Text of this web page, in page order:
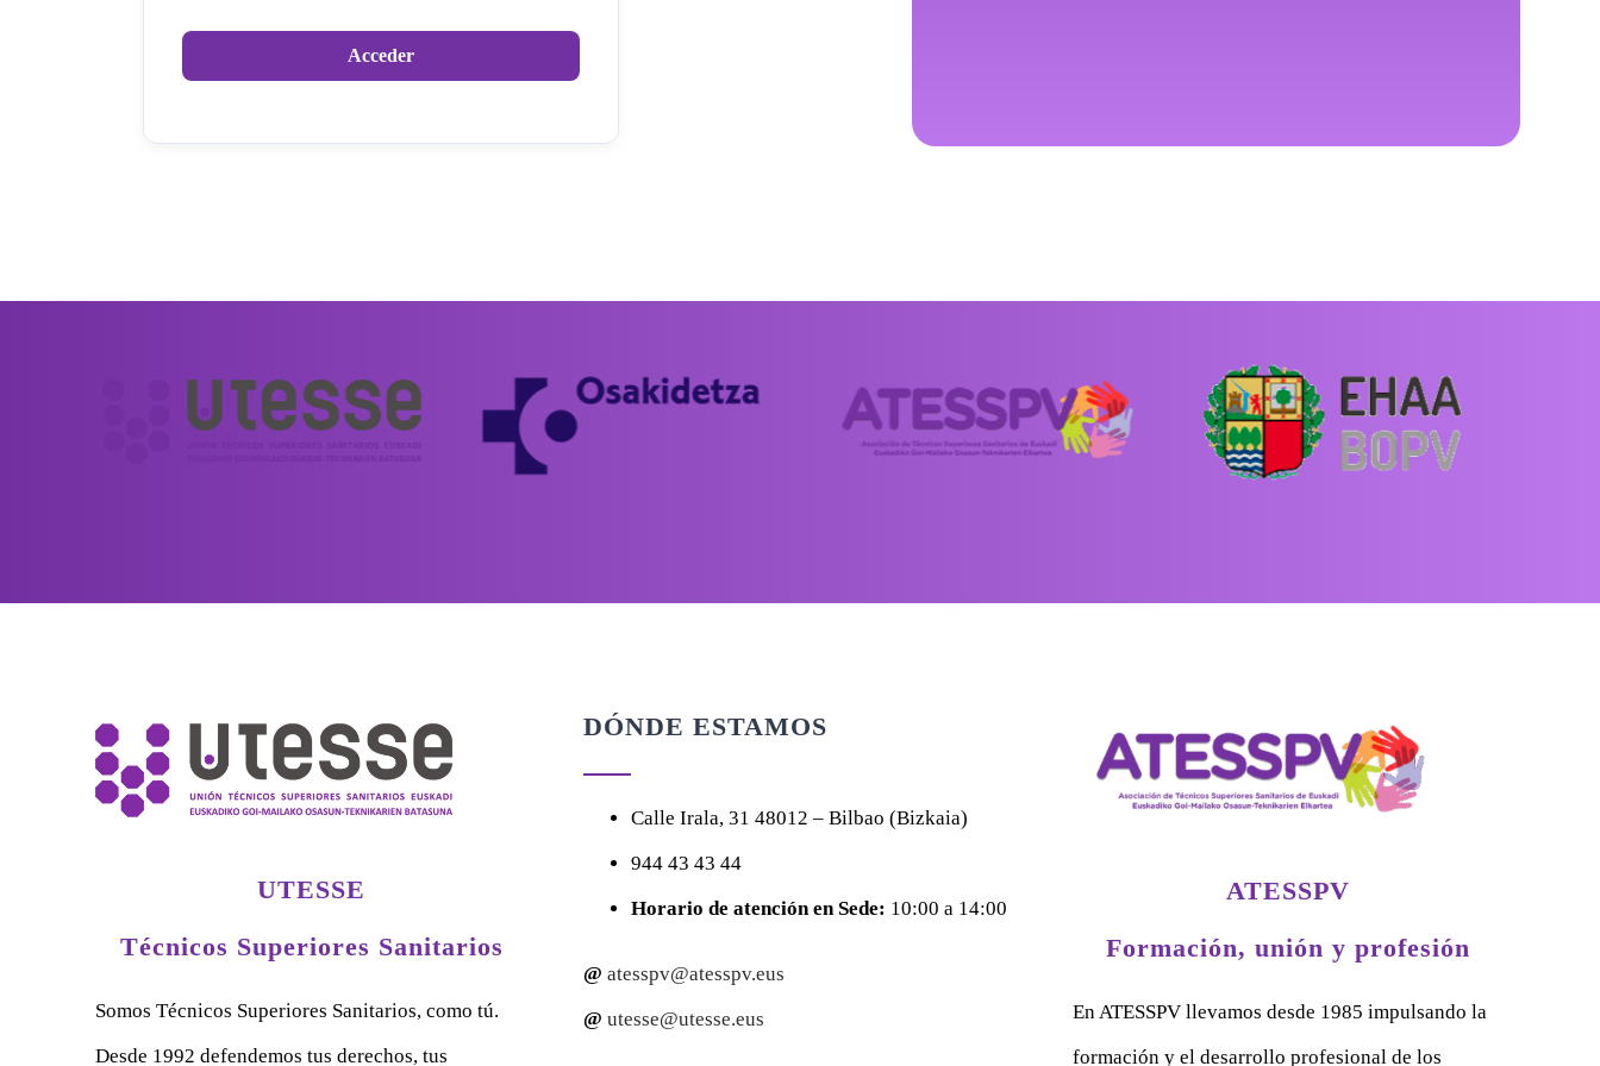
UTESSE
Técnicos Superiores Sanitarios
Somos Técnicos Superiores Sanitarios, como tú.
Desde 1992 defendemos tus derechos, tus
DÓNDE ESTAMOS
CalleIrala, 3148012 – Bilbao (Bizkaia)
944 43 43 44
Horario de atención en Sede: 10:00 a 14:00
@ atesspv@atesspv.eus
@ utesse@utesse.eus
ATESSPV
Formación, unión y profesión
En ATESSPV llevamos desde 1985 impulsando la
formación y el desarrollo profesional de los